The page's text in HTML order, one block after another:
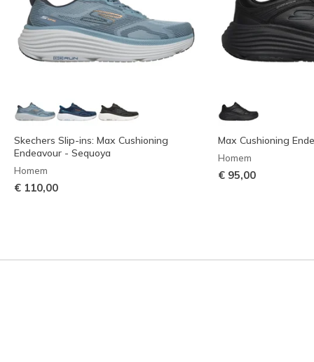
Skechers Slip-ins: Max Cushioning
Endeavour - Sequoya
Homem
€ 110,00
Max Cushioning
Homem
€ 95,00